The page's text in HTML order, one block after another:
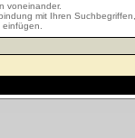
voneinander.
mit Ihren